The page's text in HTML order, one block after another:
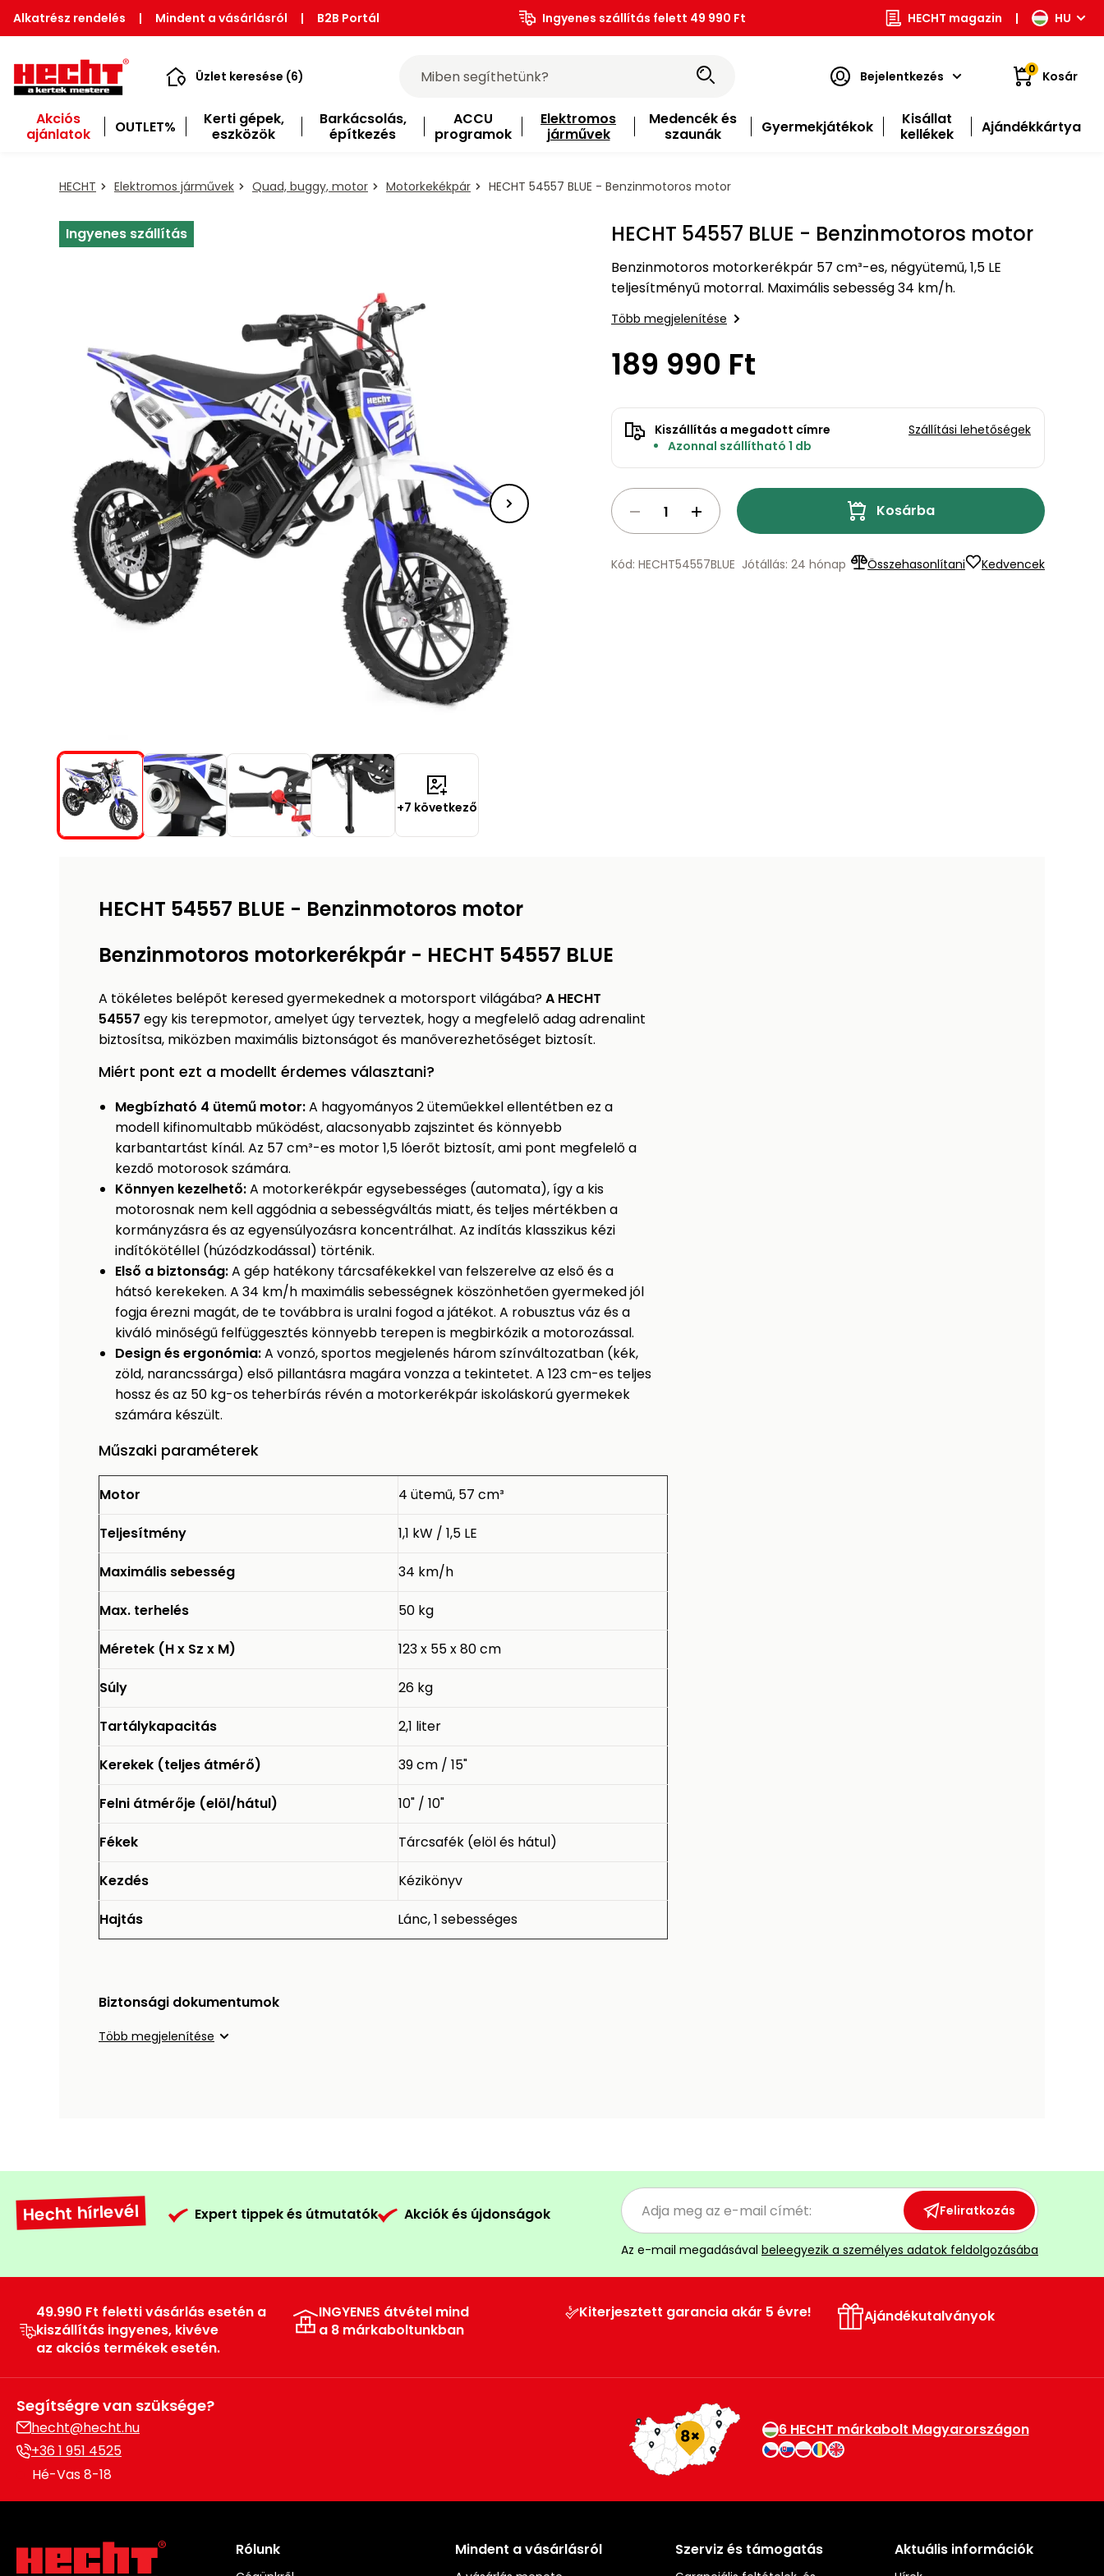
Alkatrész rendelés | Mindent a vásárlásról | B2B Portál Ingyenes szállítás felett 49 990 Ft HECHT magazin | HU
Üzlet keresése (6) Bejelentkezés 0 Kosár
Akciós
ajánlatok
OUTLET%
Kerti gépek,
eszközök
Barkácsolás,
építkezés
ACCU
programok
Elektromos
járművek
Medencék és
szaunák
Gyermekjátékok
Kisállat
kellékek
Ajándékkártya
HECHT Elektromos járművek Quad, buggy, motor Motorkekékpár HECHT 54557 BLUE - Benzinmotoros motor
Ingyenes szállítás
+7 következő
HECHT 54557 BLUE - Benzinmotoros motor
Benzinmotoros motorkerékpár 57 cm³-es, négyütemű, 1,5 LE
teljesítményű motorral. Maximális sebesség 34 km/h.
Több megjelenítése
189 990 Ft
Kiszállítás a megadott címre
Azonnal szállítható 1 db
Szállítási lehetőségek
Kosárba
Összehasonlítani Kedvencek
Kód: HECHT54557BLUE Jótállás: 24 hónap
HECHT 54557 BLUE - Benzinmotoros motor
Benzinmotoros motorkerékpár - HECHT 54557 BLUE
A tökéletes belépőt keresed gyermekednek a motorsport világába?A HECHT
54557 egy kis terepmotor, amelyet úgy terveztek, hogy a megfelelő adag adrenalint
biztosítsa, miközben maximális biztonságot és manőverezhetőséget biztosít.
Miért pont ezt a modellt érdemes választani?
Megbízható 4 ütemű motor:A hagyományos 2 üteműekkel ellentétben ez a
modell kifinomultabb működést, alacsonyabb zajszintet és könnyebb
karbantartást kínál. Az 57 cm³-es motor 1,5 lóerőt biztosít, ami pont megfelelő a
kezdő motorosok számára.
Könnyen kezelhető:A motorkerékpár egysebességes (automata), így a kis
motorosnak nem kell aggódnia a sebességváltás miatt, és teljes mértékben a
kormányzásra és az egyensúlyozásra koncentrálhat. Az indítás klasszikus kézi
indítókötéllel (húzódzkodással) történik.
Első a biztonság:A gép hatékony tárcsafékekkel van felszerelve az első és a
hátsó kerekeken. A 34 km/h maximális sebességnek köszönhetően gyermeked jól
fogja érezni magát, de te továbbra is uralni fogod a játékot. A robusztus váz és a
kiváló minőségű felfüggesztés könnyebb terepen is megbirkózik a motorozással.
Design és ergonómia:A vonzó, sportos megjelenés három színváltozatban (kék,
zöld, narancssárga) első pillantásra magára vonzza a tekintetet. A 123 cm-es teljes
hossz és az 50 kg-os teherbírás révén a motorkerékpár iskoláskorú gyermekek
számára készült.
Műszaki paraméterek
Motor 4 ütemű, 57 cm³
Teljesítmény 1,1 kW / 1,5 LE
Maximális sebesség 34 km/h
Max. terhelés 50 kg
Méretek (H x Sz x M) 123 x 55 x 80 cm
Súly 26 kg
Tartálykapacitás 2,1 liter
Kerekek (teljes átmérő) 39 cm / 15"
Felni átmérője (elöl/hátul) 10" / 10"
Fékek Tárcsafék (elöl és hátul)
Kezdés Kézikönyv
Hajtás Lánc, 1 sebességes
Biztonsági dokumentumok
Több megjelenítése
Hecht hírlevél Expert tippek és útmutatók Akciók és újdonságok Feliratkozás
Az e-mail megadásával beleegyezik a személyes adatok feldolgozásába
49.990 Ft feletti vásárlás esetén a
kiszállítás ingyenes, kivéve
az akciós termékek esetén.
INGYENES átvétel mind
a 8 márkaboltunkban
Kiterjesztett garancia akár 5 évre! Ajándékutalványok
Segítségre van szüksége?
hecht@hecht.hu
+36 1 951 4525
Hé-Vas 8-18
6 HECHT márkabolt Magyarországon
Rólunk Mindent a vásárlásról Szerviz és támogatás Aktuális információk